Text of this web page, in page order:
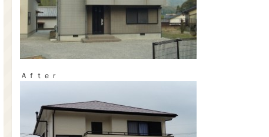
Ａｆｔｅｒ